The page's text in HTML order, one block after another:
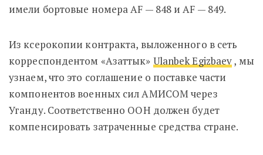
имели бортовые номера AF — 848 и AF — 849.
Из ксерокопии контракта, выложенного в сеть
корреспондентом «Азаттык» Ulanbek Egizbaev, мы
узнаем, что это соглашение о поставке части
компонентов военных сил АМИСОМ через
Уганду. Соответственно ООН должен будет
компенсировать затраченные средства стране.